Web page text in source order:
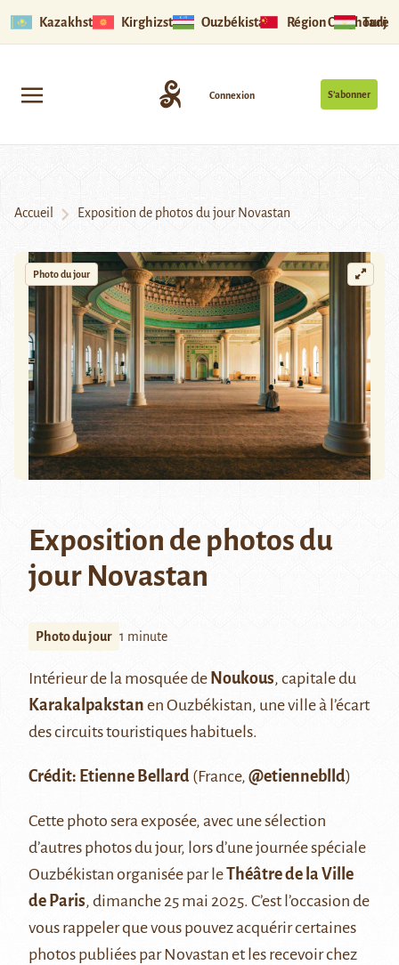
Kazakhstan Kirghizstan Ouzbékistan Région Ouïghoure
S’abonner
Connexion
Accueil Exposition de photos du jour Novastan
Photo du jour
Exposition de photos du
jour Novastan
Photo du jour 1 minute
Intérieur de la mosquée de Noukous, capitale du
Karakalpakstan en Ouzbékistan, une ville à l’écart
des circuits touristiques habituels.
Crédit: Etienne Bellard (France, @etienneblld)
Cette photo sera exposée, avec une sélection
d’autres photos du jour, lors d’une journée spéciale
Ouzbékistan organisée par leThéâtre de la Ville
de Paris, dimanche 25 mai 2025. C’est l’occasion de
vous rappeler que vous pouvez acquérir certaines
photos publiées par Novastan et les recevoir chez